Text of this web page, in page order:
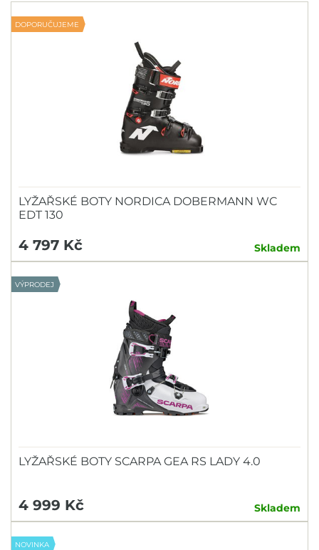
DOPORUČUJEME
LYŽAŘSKÉ BOTY NORDICA DOBERMANN WC
EDT 130
4 797 Kč Skladem
VÝPRODEJ
LYŽAŘSKÉ BOTY SCARPA GEA RS LADY 4.0
4 999 Kč Skladem
NOVINKA